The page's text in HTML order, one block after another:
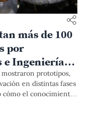
más de 100
por
e Ingeniería
prototipos,
en distintas fases
cómo el conocimiento
a desafíos concretos